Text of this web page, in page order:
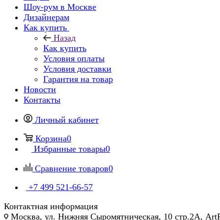
Шоу-рум в Москве
Дизайнерам
Как купить
Назад
Как купить
Условия оплаты
Условия доставки
Гарантия на товар
Новости
Контакты
Личный кабинет
Корзина0
Избранные товары0
Сравнение товаров0
+7 499 521-66-57
Контактная информация
Москва, ул. Нижняя Сыромятническая, 10 стр.2А,